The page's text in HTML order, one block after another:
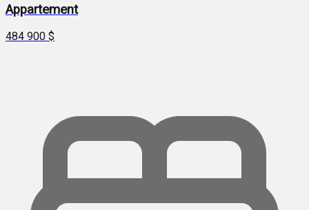
Appartement
484 900 $